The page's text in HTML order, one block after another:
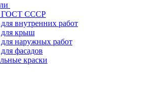
ГОСТ СССР
внутренних работ
крыш
наружных работ
фасадов
краски